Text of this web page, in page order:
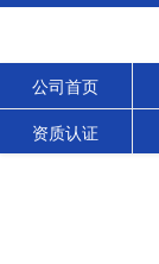
公司首页
资质认证